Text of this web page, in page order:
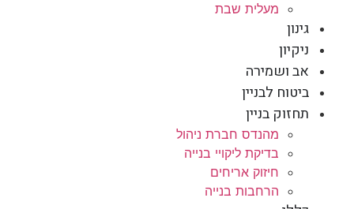
מעלית שבת
גינון
ניקיון
אב ושמירה
ביטוח לבניין
תחזוק בניין
מהנדס חברת ניהול
בדיקת ליקויי בנייה
חיזוק אריחים
הרחבות בנייה